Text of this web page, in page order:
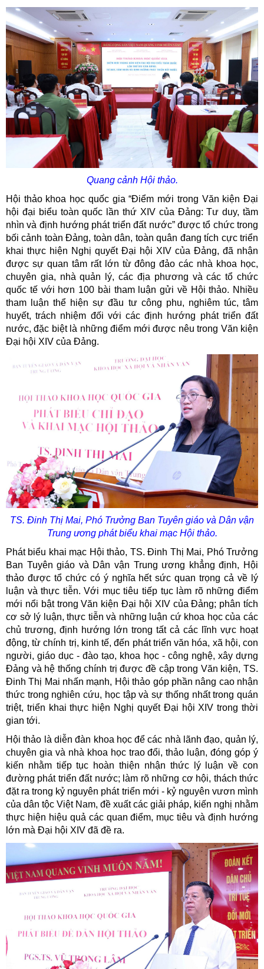
Quangcảnh Hội thảo.
Hội thảo khoa học quốc gia “Điểm mới trong Văn kiện Đại
hội đại biểu toàn quốc lần thứ XIV của Đảng: Tư duy, tầm
nhìn và định hướng phát triển đất nước” được tổ chức trong
bối cảnh toàn Đảng, toàn dân, toàn quân đang tích cực triển
khai thực hiện Nghị quyết Đại hội XIV của Đảng, đã nhận
được sự quan tâm rất lớn từ đông đảo các nhà khoa học,
chuyên gia, nhà quản lý, các địa phương và các tổ chức
quốc tế với hơn 100 bài tham luận gửi về Hội thảo. Nhiều
tham luận thể hiện sự đầu tư công phu, nghiêm túc, tâm
huyết, trách nhiệm đối với các định hướng phát triển đất
nước, đặc biệt là những điểm mới được nêu trong Văn kiện
Đại hội XIV của Đảng.
TS. Đinh Thị Mai, Phó Trưởng Ban Tuyên giáo và Dân vận
Trung ươngphát biểu khai mạc Hội thảo.
Phát biểu khai mạc Hội thảo, TS. Đinh Thị Mai, Phó Trưởng
Ban Tuyên giáo và Dân vận Trung ương khẳng định, Hội
thảo được tổ chức có ý nghĩa hết sức quan trọng cả về lý
luận và thực tiễn. Với mục tiêu tiếp tục làm rõ những điểm
mới nổi bật trong Văn kiện Đại hội XIV của Đảng; phân tích
cơ sở lý luận, thực tiễn và những luận cứ khoa học của các
chủ trương, định hướng lớn trong tất cả các lĩnh vực hoạt
động, từ chính trị, kinh tế, đến phát triển văn hóa, xã hội, con
người, giáo dục - đào tạo, khoa học - công nghệ, xây dựng
Đảng và hệ thống chính trị được đề cập trong Văn kiện, TS.
Đinh Thị Mai nhấn mạnh, Hội thảo góp phần nâng cao nhận
thức trong nghiên cứu, học tập và sự thống nhất trong quán
triệt, triển khai thực hiện Nghị quyết Đại hội XIV trong thời
gian tới.
Hội thảo là diễn đàn khoa học để các nhà lãnh đạo, quản lý,
chuyên gia và nhà khoa học trao đổi, thảo luận, đóng góp ý
kiến nhằm tiếp tục hoàn thiện nhận thức lý luận về con
đường phát triển đất nước; làm rõ những cơ hội, thách thức
đặt ra trong kỷ nguyên phát triển mới - kỷ nguyên vươn mình
của dân tộc Việt Nam, đề xuất các giải pháp, kiến nghị nhằm
thực hiện hiệu quả các quan điểm, mục tiêu và định hướng
lớn mà Đại hội XIV đã đề ra.